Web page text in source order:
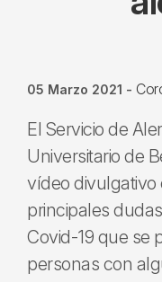
05 Marzo 2021 -
El Servicio de
Universitario de
vídeo divulgativo
principales
Covid-19 que se
personas con